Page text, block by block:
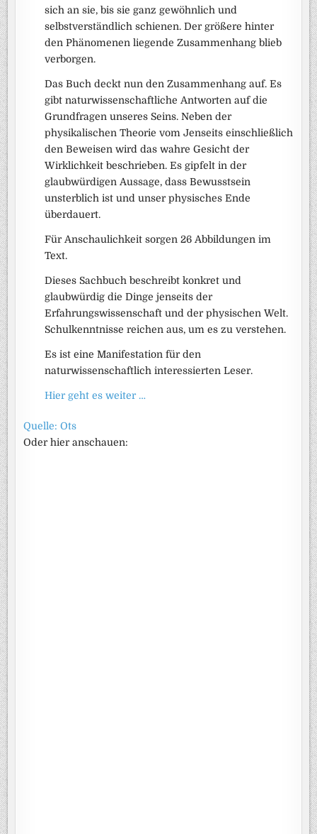
sich an sie, bis sie ganz gewöhnlich und
selbstverständlich schienen. Der größere hinter
den Phänomenen liegende Zusammenhang blieb
verborgen.
Das Buch deckt nun den Zusammenhang auf. Es
gibt naturwissenschaftliche Antworten auf die
Grundfragen unseres Seins. Neben der
physikalischen Theorie vom Jenseits einschließlich
den Beweisen wird das wahre Gesicht der
Wirklichkeit beschrieben. Es gipfelt in der
glaubwürdigen Aussage, dass Bewusstsein
unsterblich ist und unser physisches Ende
überdauert.
Für Anschaulichkeit sorgen 26 Abbildungen im
Text.
Dieses Sachbuch beschreibt konkret und
glaubwürdig die Dinge jenseits der
Erfahrungswissenschaft und der physischen Welt.
Schulkenntnisse reichen aus, um es zu verstehen.
Es ist eine Manifestation für den
naturwissenschaftlich interessierten Leser.
Hier geht es weiter …
Quelle: Ots
Oder hier anschauen: